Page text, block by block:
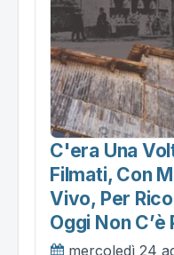
C'era Una
Filmati, Con
Vivo, Per
Oggi Non C’è
mercoledì 24